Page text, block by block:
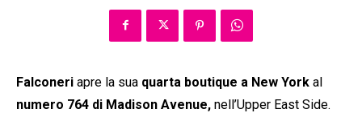
Falconeri apre la sua quarta boutique a New York al
numero 764 di Madison Avenue, nell’Upper East Side.